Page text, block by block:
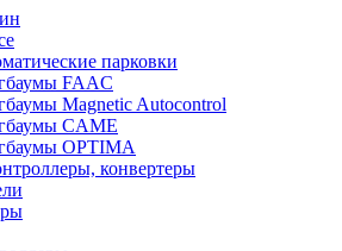
парковки
FAAC
Magnetic Autocontrol
CAME
OPTIMA
конвертеры